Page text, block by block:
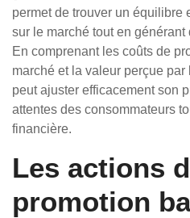
permet de trouver un équilibre
sur le marché tout en
En comprenant les coûts de
marché et la valeur perçue
peut ajuster efficacement son
attentes des consommateurs
financière.
Les actions
promotion